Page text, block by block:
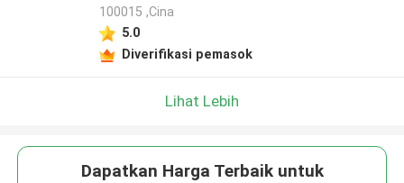
100015 ,Cina
5.0
Diverifikasi pemasok
Lihat Lebih
Dapatkan Harga Terbaik untuk